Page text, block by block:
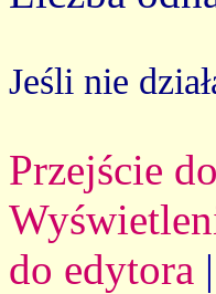
Jeśli nie
Przejście
do edytora |